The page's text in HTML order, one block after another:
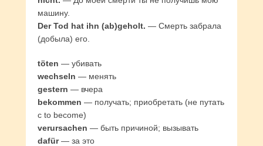
машину.
Der Tod hat ihn (ab)geholt. — Смерть забрала
(добыла) его.
töten — убивать
wechseln — менять
gestern — вчера
bekommen — получать; приобретать (не путать
с to become)
verursachen — быть причиной; вызывать
dafür— за это